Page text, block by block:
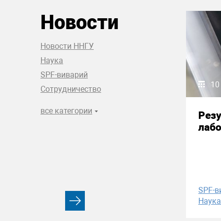
Новости
Новости ННГУ
Наука
SPF-виварий
Сотрудничество
все категории
SPF-
Наука